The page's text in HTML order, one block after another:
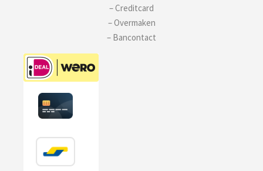
– Creditcard
– Overmaken
– Bancontact